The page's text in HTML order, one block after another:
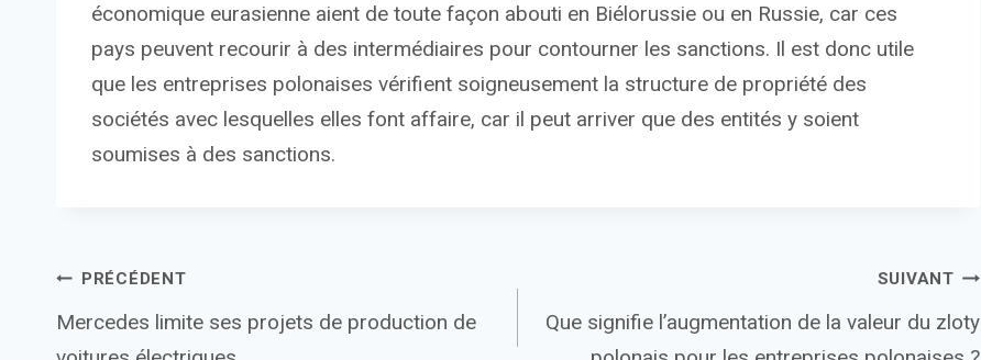
économique eurasienne aient de toute façon abouti en Biélorussie ou en Russie, car ces
pays peuvent recourir à des intermédiaires pour contourner les sanctions. Il est donc utile
que les entreprises polonaises vérifient soigneusement la structure de propriété des
sociétés avec lesquelles elles font affaire, car il peut arriver que des entités y soient
soumises à des sanctions.
Navigation
de
PRÉCÉDENT
Mercedes limite ses projets de production de
SUIVANT
Que signifie l’augmentation de la valeur du zloty